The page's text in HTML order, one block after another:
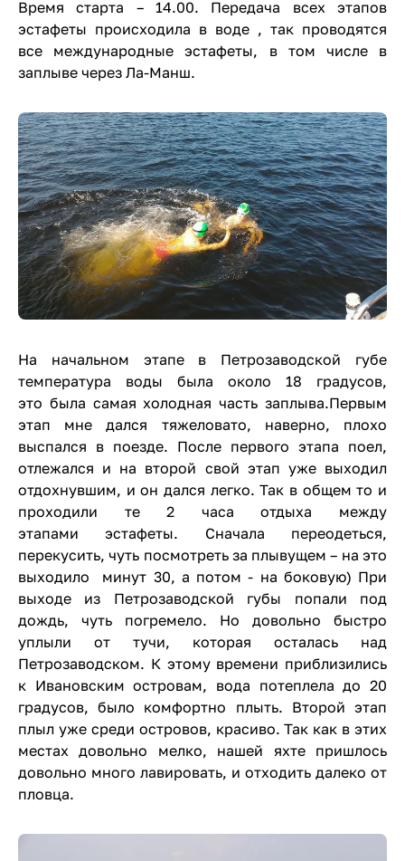
Время старта – 14.00. Передача всех этапов
эстафеты происходила в воде , так проводятся
все международные эстафеты, в том числе в
заплыве через Ла-Манш.
На начальном этапе в Петрозаводской губе
температура воды была около 18 градусов,
это была самая холодная часть заплыва.Первым
этап мне дался тяжеловато, наверно, плохо
выспался в поезде. После первого этапа поел,
отлежался и на второй свой этап уже выходил
отдохнувшим, и он дался легко. Так в общем то и
проходили те 2 часа отдыха между
этапами эстафеты. Сначала переодеться,
перекусить, чуть посмотреть за плывущем – на это
выходило минут 30, а потом - на боковую) При
выходе из Петрозаводской губы попали под
дождь, чуть погремело. Но довольно быстро
уплыли от тучи, которая осталась над
Петрозаводском. К этому времени приблизились
к Ивановским островам, вода потеплела до 20
градусов, было комфортно плыть. Второй этап
плыл уже среди островов, красиво. Так как в этих
местах довольно мелко, нашей яхте пришлось
довольно много лавировать, и отходить далеко от
пловца.